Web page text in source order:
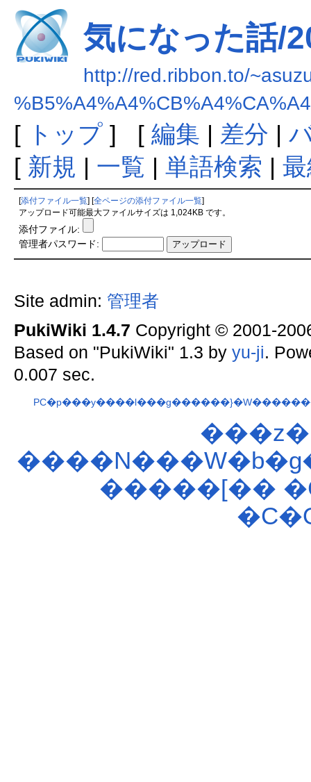
気になった話/
http://red.ribbon.to/
[ トップ] [ 編集 | 差分 |
[ 新規 | 一覧 | 単語検索 |
添付ファイル一覧 全ページの添付ファイル一覧
アップロード可能最大ファイルサイズは 1,024KB です。
添付ファイル:
管理者パスワード:
Site admin: 管理者
PukiWiki 1.4.7 Copyright © 2001-
Based on "PukiWiki" 1.3 by yu-ji.
0.007 sec.
�����[��